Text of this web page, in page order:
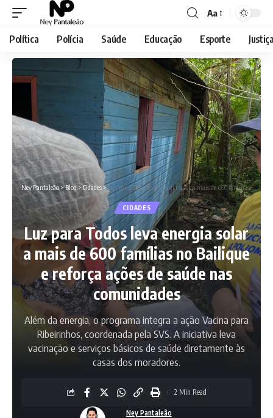
Font
Resizer
Aa
Política Polícia Saúde Educação Esporte
Ney Pantaleão>Blog>Cidades >Luz para Todos leva energia solar a mais de 600 famílias no Bailique e reforça ações de saúde nas comunidades
CIDADES
Luz para Todos leva energia solar
a mais de 600 famílias no Bailique
e reforça ações de saúde nas
comunidades
Além da energia, o programa integra a ação Vacina para
Ribeirinhos, coordenada pela SVS. A iniciativa leva
vacinação e serviços básicos de saúde diretamente às
casas dos moradores.
Ney Pantaleão
2 Min Read